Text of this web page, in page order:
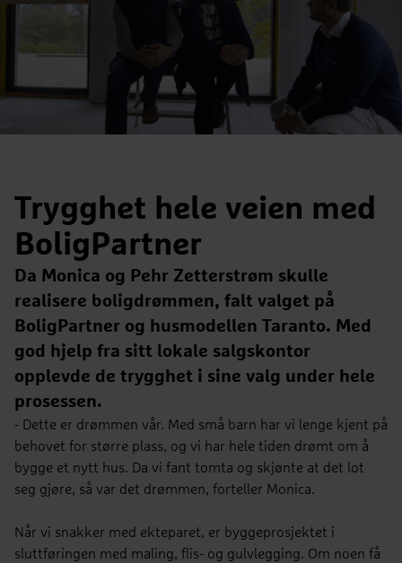
Trygghet hele veien med
BoligPartner
Da Monica og Pehr Zetterstrøm skulle
realisere boligdrømmen, falt valget på
BoligPartner og husmodellen Taranto. Med
god hjelp fra sitt lokale salgskontor
opplevde de trygghet i sine valg under hele
prosessen.
- Dette er drømmen vår. Med små barn har vi lenge kjent på
behovet for større plass, og vi har hele tiden drømt om å
bygge et nytt hus. Da vi fant tomta og skjønte at det lot
seg gjøre, så var det drømmen, forteller Monica.
Når vi snakker med ekteparet, er byggeprosjektet i
sluttføringen med maling, flis- og gulvlegging. Om noen få